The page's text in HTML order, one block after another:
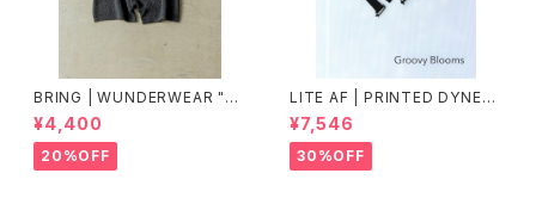
BRING | WUNDERWEAR "O
NE" 50/50
¥4,400
20%OFF
LITE AF | PRINTED DYNEE
MA FEATHER WEIGHT FAN
NY PACK
¥7,546
30%OFF